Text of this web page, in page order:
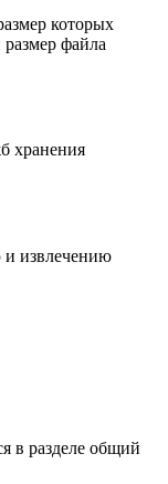
которых
файла
хранения
и извлечению
в разделе общий